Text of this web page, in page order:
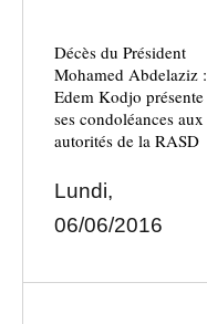
Décès du Président
Mohamed Abdelaziz :
Edem Kodjo présente
ses condoléances aux
autorités de la RASD
Lundi,
06/06/2016